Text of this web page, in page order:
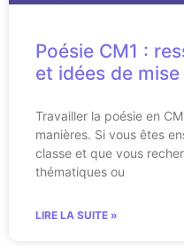
Poésie CM1 :
et idées de
Travailler la poésie en
manières. Si vous êtes
classe et que vous
thématiques ou
LIRE LA SUITE »